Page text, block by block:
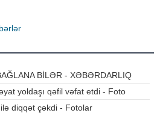
BİLƏR - XƏBƏRDARLIQ
yoldaşı qəfil vəfat etdi - Foto
ilə diqqət çəkdi - Fotolar